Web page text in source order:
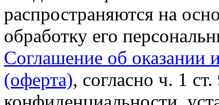
распространяются на
обработку его
Соглашение об оказании
(оферта), согласно ч. 1